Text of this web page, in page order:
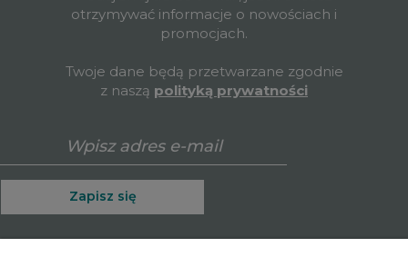
otrzymywać informacje o nowościach i
promocjach.
Twoje dane będą przetwarzane zgodnie
z naszą polityką prywatności
Zapisz się